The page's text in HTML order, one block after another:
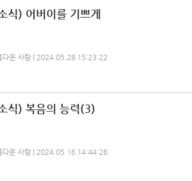
식) 어버이를 기쁘게
다운 사람 | 2024.05.28 15:23:22
식) 복음의 능력(3)
다운 사람 | 2024.05.16 14:44:26